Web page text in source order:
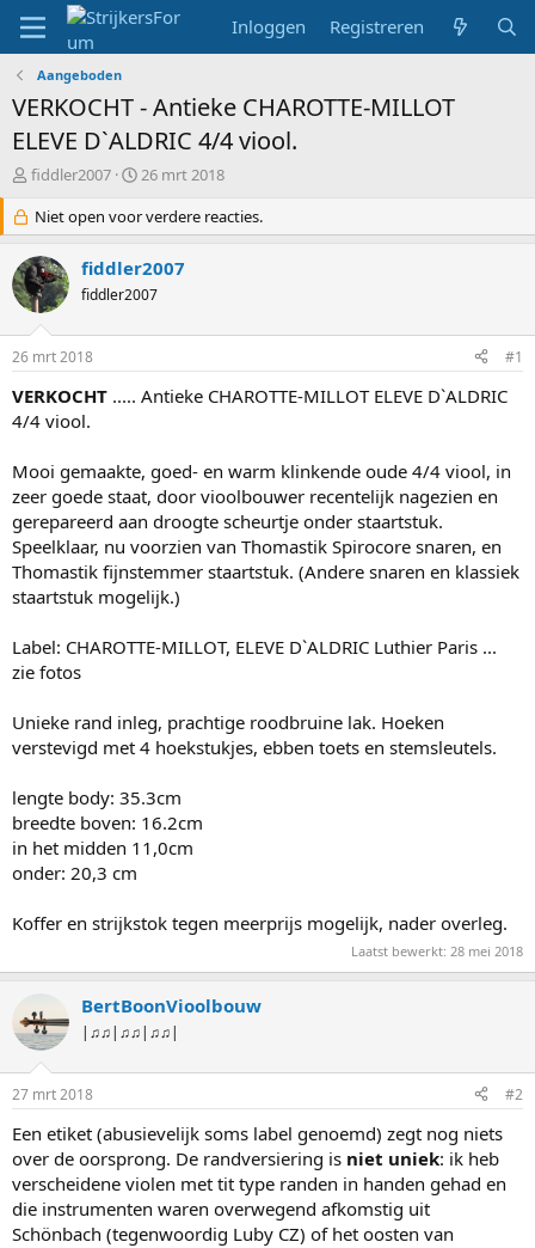
Inloggen Registreren
Aangeboden
VERKOCHT - Antieke CHAROTTE-MILLOT
ELEVE D`ALDRIC 4/4 viool.
T
p
i
c
s
t
a
t
e
r
fiddler2007
S
a
r
t
d
a
m
26 mrt 2018
Niet open voor verdere reacties.
fiddler2007
fiddler2007
26 mrt 2018 #1
VERKOCHT ..... Antieke CHAROTTE-MILLOT ELEVE D`ALDRIC
4/4 viool.
Mooi gemaakte, goed- en warm klinkende oude 4/4 viool, in
zeer goede staat, door vioolbouwer recentelijk nagezien en
gerepareerd aan droogte scheurtje onder staartstuk.
Speelklaar, nu voorzien van Thomastik Spirocore snaren, en
Thomastik fijnstemmer staartstuk. (Andere snaren en klassiek
staartstuk mogelijk.)
Label: CHAROTTE-MILLOT, ELEVE D`ALDRIC Luthier Paris ...
zie fotos
Unieke rand inleg, prachtige roodbruine lak. Hoeken
verstevigd met 4 hoekstukjes, ebben toets en stemsleutels.
lengte body: 35.3cm
breedte boven: 16.2cm
in het midden 11,0cm
onder: 20,3 cm
Koffer en strijkstok tegen meerprijs mogelijk, nader overleg.
Laatst bewerkt: 28 mei 2018
BertBoonVioolbouw
|♫♫|♫♫|♫♫|
27 mrt 2018 #2
Een etiket (abusievelijk soms label genoemd) zegt nog niets
over de oorsprong. De randversiering is niet uniek: ik heb
verscheidene violen met tit type randen in handen gehad en
die instrumenten waren overwegend afkomstig uit
Schönbach (tegenwoordig Luby CZ) of het oosten van